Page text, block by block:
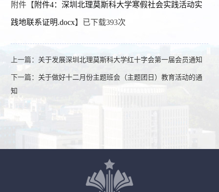
附件【 附件4：深圳北理莫斯科大学寒假社会实践活动实
践地联系证明.docx】已下载393次
上一篇： 关于发展深圳北理莫斯科大学红十字会第一届会员通知
下一篇： 关于做好十二月份主题班会（主题团日）教育活动的通
知